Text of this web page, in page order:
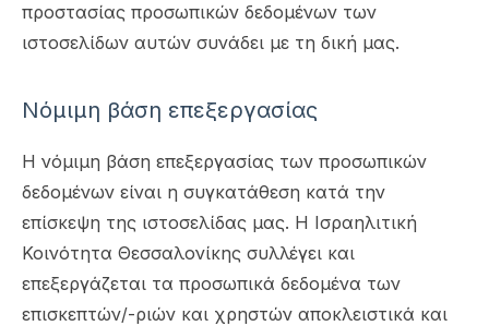
προστασίας προσωπικών δεδομένων των
ιστοσελίδων αυτών συνάδει με τη δική μας.
Νόμιμη βάση επεξεργασίας
H νόμιμη βάση επεξεργασίας των προσωπικών
δεδομένων είναι η συγκατάθεση κατά την
επίσκεψη της ιστοσελίδας μας. Η Ισραηλιτική
Κοινότητα Θεσσαλονίκης συλλέγει και
επεξεργάζεται τα προσωπικά δεδομένα των
επισκεπτών/-ριών και χρηστών αποκλειστικά και